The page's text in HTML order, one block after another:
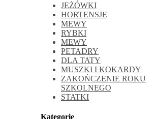
JEŻÓWKI
HORTENSJE
MEWY
RYBKI
MEWY
PETADRY
DLA TATY
MUSZKI I KOKARDY
ZAKOŃCZENIE ROKU
SZKOLNEGO
STATKI
Kategorie